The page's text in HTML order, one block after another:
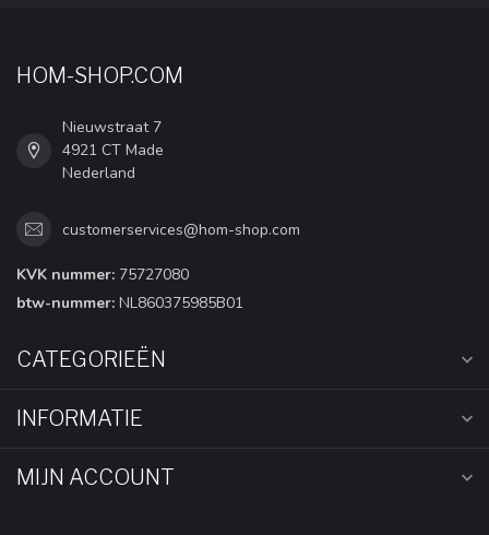
HOM-SHOP.COM
Nieuwstraat 7
4921 CT Made
Nederland
customerservices@hom-shop.com
KVK nummer: 75727080
btw-nummer: NL860375985B01
CATEGORIEËN
INFORMATIE
MIJN ACCOUNT